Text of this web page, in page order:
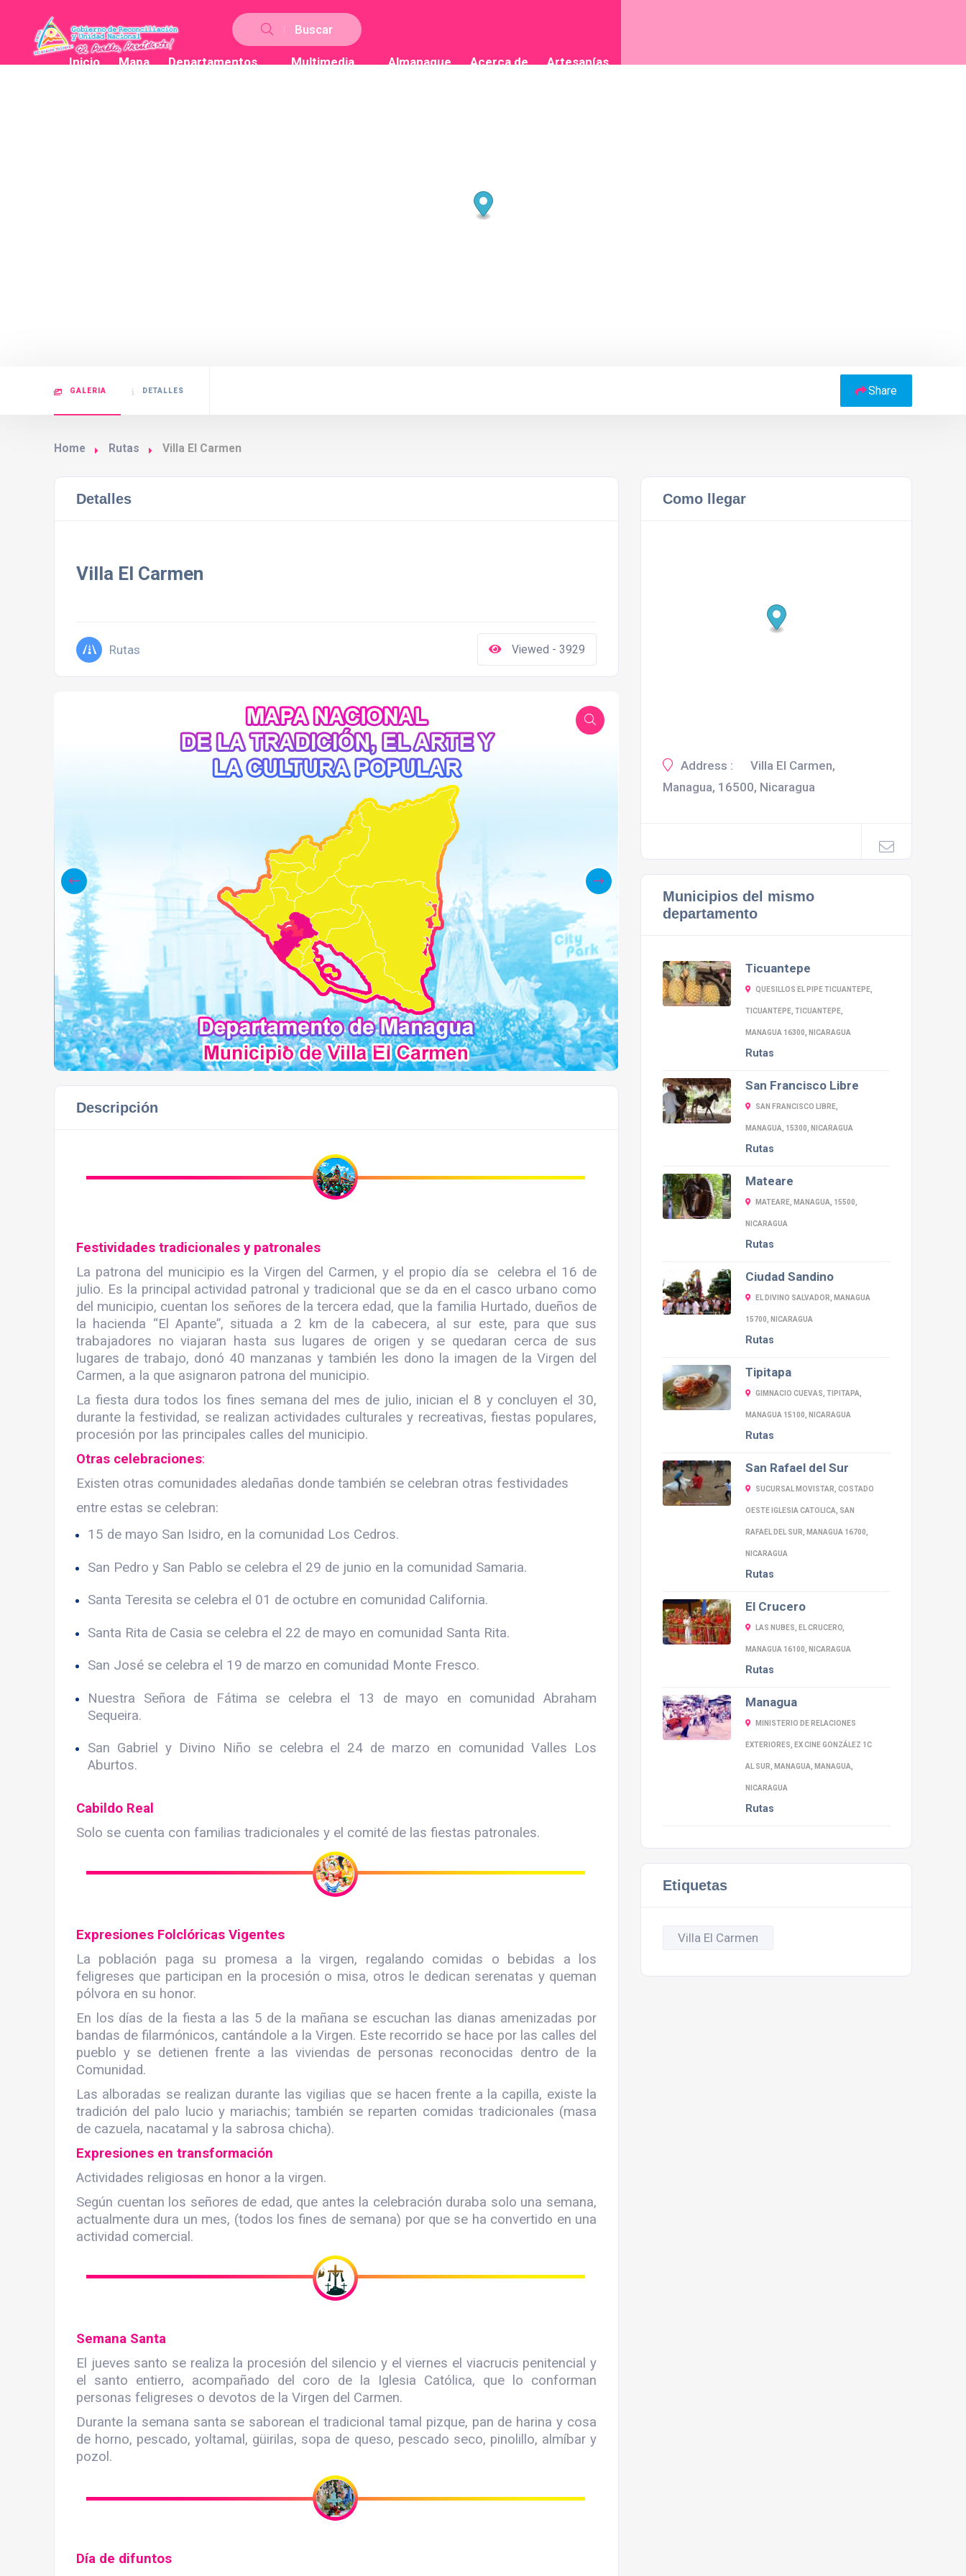
Buscar
Inicio Mapa Departamentos Multimedia Almanaque Acerca de Artesanías
GALERIA DETALLES Share
Home Rutas Villa El Carmen
Detalles
Villa El Carmen
Rutas Viewed - 3929
Descripción
Festividades tradicionales y patronales
La patrona del municipio es la Virgen del Carmen, y el propio día se celebra el 16 de
julio. Es la principal actividad patronal y tradicional que se da en el casco urbano como
del municipio, cuentan los señores de la tercera edad, que la familia Hurtado, dueños de
la hacienda “El Apante”, situada a 2 km de la cabecera, al sur este, para que sus
trabajadores no viajaran hasta sus lugares de origen y se quedaran cerca de sus
lugares de trabajo, donó 40 manzanas y también les dono la imagen de la Virgen del
Carmen, a la que asignaron patrona del municipio.
La fiesta dura todos los fines semana del mes de julio, inician el 8 y concluyen el 30,
durante la festividad, se realizan actividades culturales y recreativas, fiestas populares,
procesión por las principales calles del municipio.
Otras celebraciones:
Existen otras comunidades aledañas donde también se celebran otras festividades
entre estas se celebran:
15 de mayo San Isidro, en la comunidad Los Cedros.
San Pedro y San Pablo se celebra el 29 de junio en la comunidad Samaria.
Santa Teresita se celebra el 01 de octubre en comunidad California.
Santa Rita de Casia se celebra el 22 de mayo en comunidad Santa Rita.
San José se celebra el 19 de marzo en comunidad Monte Fresco.
Nuestra Señora de Fátima se celebra el 13 de mayo en comunidad Abraham
Sequeira.
San Gabriel y Divino Niño se celebra el 24 de marzo en comunidad Valles Los
Aburtos.
Cabildo Real
Solo se cuenta con familias tradicionales y el comité de las fiestas patronales.
Expresiones Folclóricas Vigentes
La población paga su promesa a la virgen, regalando comidas o bebidas a los
feligreses que participan en la procesión o misa, otros le dedican serenatas y queman
pólvora en su honor.
En los días de la fiesta a las 5 de la mañana se escuchan las dianas amenizadas por
bandas de filarmónicos, cantándole a la Virgen. Este recorrido se hace por las calles del
pueblo y se detienen frente a las viviendas de personas reconocidas dentro de la
Comunidad.
Las alboradas se realizan durante las vigilias que se hacen frente a la capilla, existe la
tradición del palo lucio y mariachis; también se reparten comidas tradicionales (masa
de cazuela, nacatamal y la sabrosa chicha).
Expresiones en transformación
Actividades religiosas en honor a la virgen.
Según cuentan los señores de edad, que antes la celebración duraba solo una semana,
actualmente dura un mes, (todos los fines de semana) por que se ha convertido en una
actividad comercial.
Semana Santa
El jueves santo se realiza la procesión del silencio y el viernes el viacrucis penitencial y
el santo entierro, acompañado del coro de la Iglesia Católica, que lo conforman
personas feligreses o devotos de la Virgen del Carmen.
Durante la semana santa se saborean el tradicional tamal pizque, pan de harina y cosa
de horno, pescado, yoltamal, güirilas, sopa de queso, pescado seco, pinolillo, almíbar y
pozol.
Día de difuntos
Como llegar
Address :
Villa El Carmen,
Managua, 16500, Nicaragua
Municipios del mismo
departamento
Ticuantepe
QUESILLOS EL PIPE TICUANTEPE,
TICUANTEPE, TICUANTEPE,
MANAGUA 16300, NICARAGUA
Rutas
San Francisco Libre
SAN FRANCISCO LIBRE,
MANAGUA, 15300, NICARAGUA
Rutas
Mateare
MATEARE, MANAGUA, 15500,
NICARAGUA
Rutas
Ciudad Sandino
EL DIVINO SALVADOR, MANAGUA
15700, NICARAGUA
Rutas
Tipitapa
GIMNACIO CUEVAS, TIPITAPA,
MANAGUA 15100, NICARAGUA
Rutas
San Rafael del Sur
SUCURSAL MOVISTAR, COSTADO
OESTE IGLESIA CATOLICA, SAN
RAFAEL DEL SUR, MANAGUA 16700,
NICARAGUA
Rutas
El Crucero
LAS NUBES, EL CRUCERO,
MANAGUA 16100, NICARAGUA
Rutas
Managua
MINISTERIO DE RELACIONES
EXTERIORES, EX CINE GONZÁLEZ 1C
AL SUR, MANAGUA, MANAGUA,
NICARAGUA
Rutas
Etiquetas
Villa El Carmen